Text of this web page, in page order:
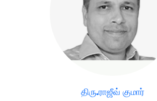
திரு.ராஜீவ் குமார்